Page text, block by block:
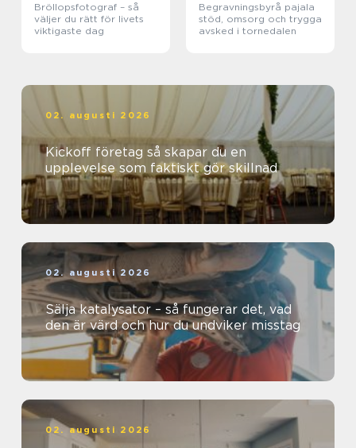
Bröllopsfotograf – så
väljer du rätt för livets
viktigaste dag
Begravningsbyrå pajala
stöd, omsorg och trygga
avsked i tornedalen
02. augusti 2026
Kickoff företag så skapar du en
upplevelse som faktiskt gör skillnad
02. augusti 2026
Sälja katalysator – så fungerar det, vad
den är värd och hur du undviker misstag
02. augusti 2026